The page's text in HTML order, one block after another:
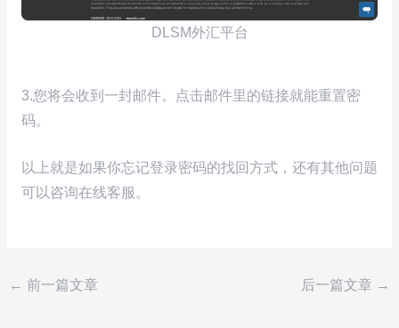
DLSM外汇平台
3.您将会收到一封邮件。点击邮件里的链接就能重置密
码。
以上就是如果你忘记登录密码的找回方式，还有其他问题
可以咨询在线客服。
← 前一篇文章 后一篇文章 →